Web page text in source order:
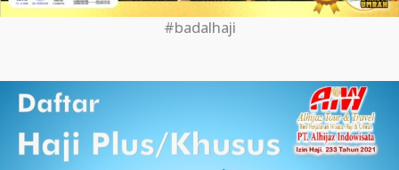
#badalhaji